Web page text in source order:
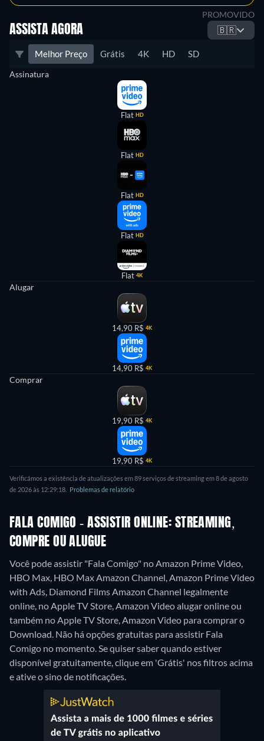
PROMOVIDO
ASSISTA AGORA 🇧🇷
Melhor Preço Grátis 4K HD SD
Assinatura
Flat HD
Flat HD
Flat HD
Flat HD
Flat 4K
Alugar
14,90 R$ 4K
14,90 R$ 4K
Comprar
19,90 R$ 4K
19,90 R$ 4K
Verificámos a existência de atualizações em 89 serviços de streaming em 8 de agosto
de 2026 às 12:29:18.
Problemas de relatório
FALA COMIGO - ASSISTIR ONLINE: STREAMING,
COMPRE OU ALUGUE
Você pode assistir "Fala Comigo" no Amazon Prime Video,
HBO Max, HBO Max Amazon Channel, Amazon Prime Video
with Ads, Diamond Films Amazon Channel legalmente
online, no Apple TV Store, Amazon Video alugar online ou
também no Apple TV Store, Amazon Video para comprar o
Download. Não há opções gratuitas para assistir Fala
Comigo no momento. Se quiser saber quando estiver
disponível gratuitamente, clique em 'Grátis' nos filtros acima
e ative o sino de notificações.